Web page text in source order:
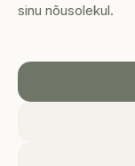
sinu nõusolekul.